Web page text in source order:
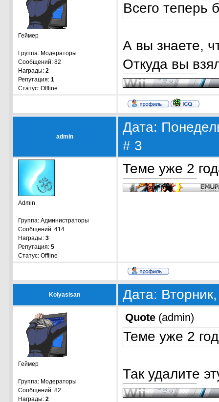
Геймер
Группа: Модераторы
Сообщений: 82
Награды: 2
Репутация: 1
Статус: Offline
Всего теперь
А вы знаете,
Откуда вы
admin
Дата:
# 3
Admin
Группа: Администраторы
Сообщений: 414
Награды: 3
Репутация: 5
Статус: Offline
Теме уже 2
Kolyasisan Дата:
Геймер
Группа: Модераторы
Сообщений: 82
Награды: 2
Quote(admin)
Теме уже 2
Так удалите